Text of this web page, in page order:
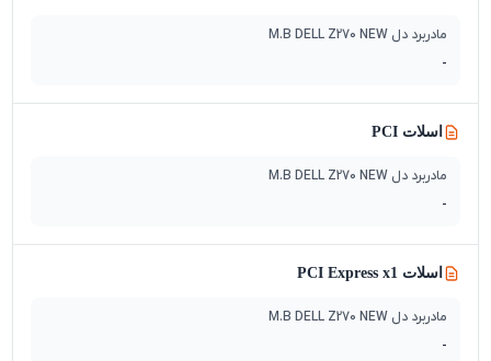
مادربرد دل M.B DELL Z270 NEW
-
اسلات PCI
مادربرد دل M.B DELL Z270 NEW
-
اسلات PCI Express x1
مادربرد دل M.B DELL Z270 NEW
-